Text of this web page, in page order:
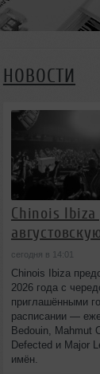
НОВОСТИ
Chinois Ibiza
сегодня в 14:01
Chinois Ibiza
2026 года с
приглашёнными
расписании —
Bedouin, Mahmut
Defected и Major
имён.